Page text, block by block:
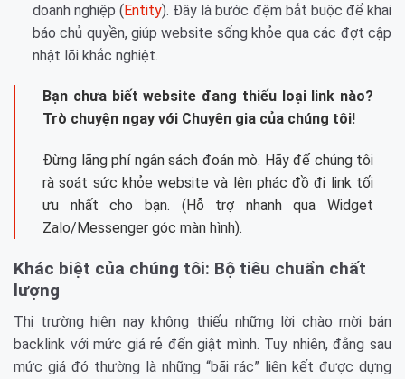
doanh nghiệp (Entity). Đây là bước đệm bắt buộc để khai
báo chủ quyền, giúp website sống khỏe qua các đợt cập
nhật lõi khắc nghiệt.
Bạn chưa biết website đang thiếu loại link nào?
Trò chuyện ngay với Chuyên gia của chúng tôi!
Đừng lãng phí ngân sách đoán mò. Hãy để chúng tôi
rà soát sức khỏe website và lên phác đồ đi link tối
ưu nhất cho bạn. (Hỗ trợ nhanh qua Widget
Zalo/Messenger góc màn hình).
Khác biệt của chúng tôi: Bộ tiêu chuẩn chất
lượng
Thị trường hiện nay không thiếu những lời chào mời bán
backlink với mức giá rẻ đến giật mình. Tuy nhiên, đằng sau
mức giá đó thường là những “bãi rác” liên kết được dựng